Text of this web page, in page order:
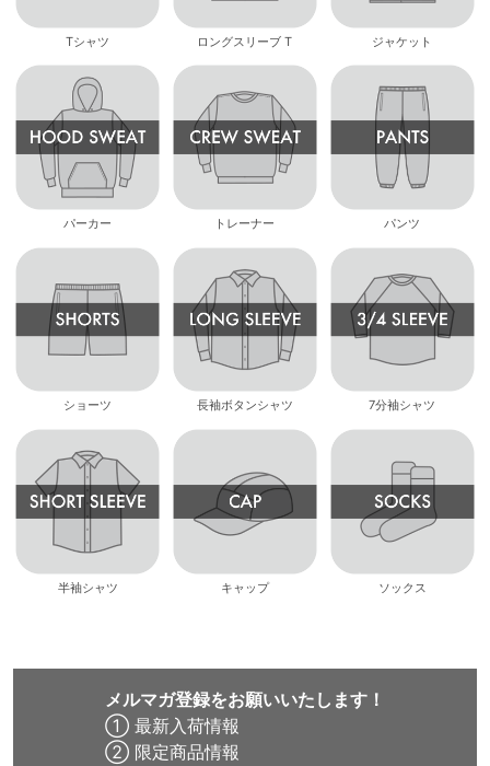
Tシャツ ロングスリーブ T ジャケット
パーカー トレーナー パンツ
ショーツ 長袖ボタンシャツ 7分袖シャツ
半袖シャツ キャップ ソックス
メルマガ登録をお願いいたします！
① 最新入荷情報
② 限定商品情報